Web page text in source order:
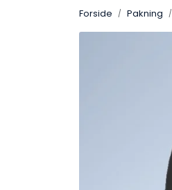
Forside Pakning